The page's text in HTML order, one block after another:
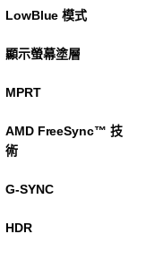
LowBlue 模式
顯示螢幕塗層
MPRT
AMD FreeSync™ 技
術
G-SYNC
HDR